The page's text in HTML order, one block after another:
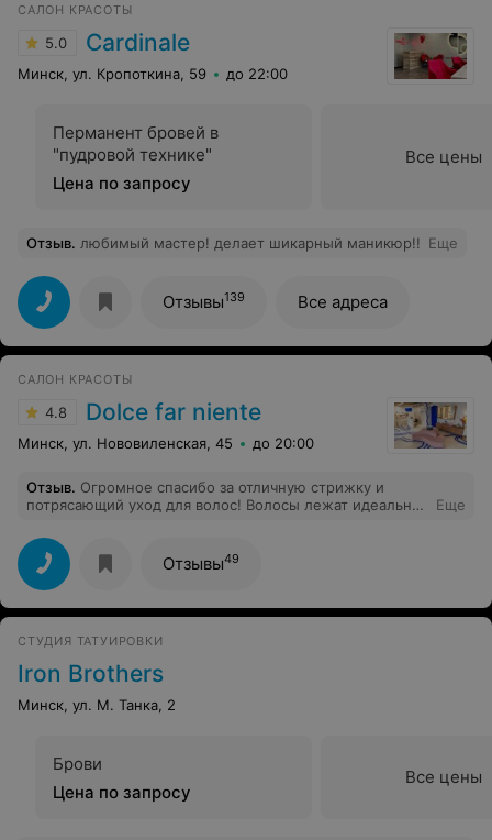
решилась сделать брови - волосковым методом. Даже
не думала долго о выборе салона - обратилась в
салон, специально предназначенный для этого. Увы
волосковый метод - не вышел... Отрисовка бровей
делалась на глаз..., примерно....Техника "волосок" =
завершения процедуры я видела ассиметрию - на что
мне сказали это отек, потом все будет симметрично
вы решаетесь на перманент - выбирайте достойных
САЛОН КРАСОТЫ
5.0 Cardinale
Минск, ул. Кропоткина, 59 до 22:00
Перманент бровей в
"пудровой технике"
Цена по запросу
Все цены
Отзыв. любимый мастер! делает шикарный маникюр!! Еще
Отзывы139 Все адреса
САЛОН КРАСОТЫ
4.8 Dolce far niente
Минск, ул. Нововиленская, 45 до 20:00
Отзыв. Огромное спасибо за отличную стрижку и
потрясающий уход для волос! Волосы лежат идеально,
лучше укладывать и ухаживать за волосами в
домашних условиях, теперь мои волосы выглядят
здоровыми и красивыми. Очень понравилось, как
аккуратно всё сделано: ни одного лишнего волоска,
чёлка ровная, кончики обработаны. При этом стригли
приятный и внимательный. Ушла довольная и
обязательно приду ещё! Всем советую!
Еще
Отзывы49
СТУДИЯ ТАТУИРОВКИ
Iron Brothers
Минск, ул. М. Танка, 2
Брови
Цена по запросу
Все цены